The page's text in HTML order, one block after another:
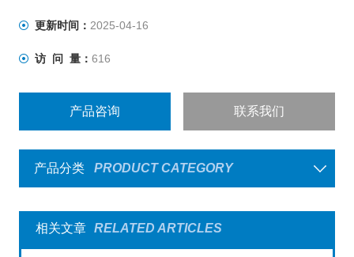
更新时间： 2025-04-16
访 问 量： 616
产品咨询 联系我们
产品分类 PRODUCT CATEGORY
相关文章 RELATED ARTICLES